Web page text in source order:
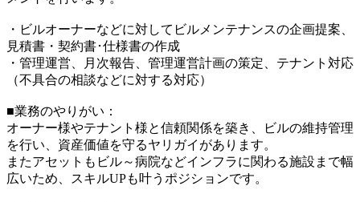
・ビルオーナーなどに対してビルメンテナンスの企画提案、
見積書・契約書･仕様書の作成
・管理運営、月次報告、管理運営計画の策定、テナント対応
（不具合の相談などに対する対応）
■業務のやりがい：
オーナー様やテナント様と信頼関係を築き、ビルの維持管理
を行い、資産価値を守るヤリガイがあります。
またアセットもビル～病院などインフラに関わる施設まで幅
広いため、スキルUPも叶うポジションです。